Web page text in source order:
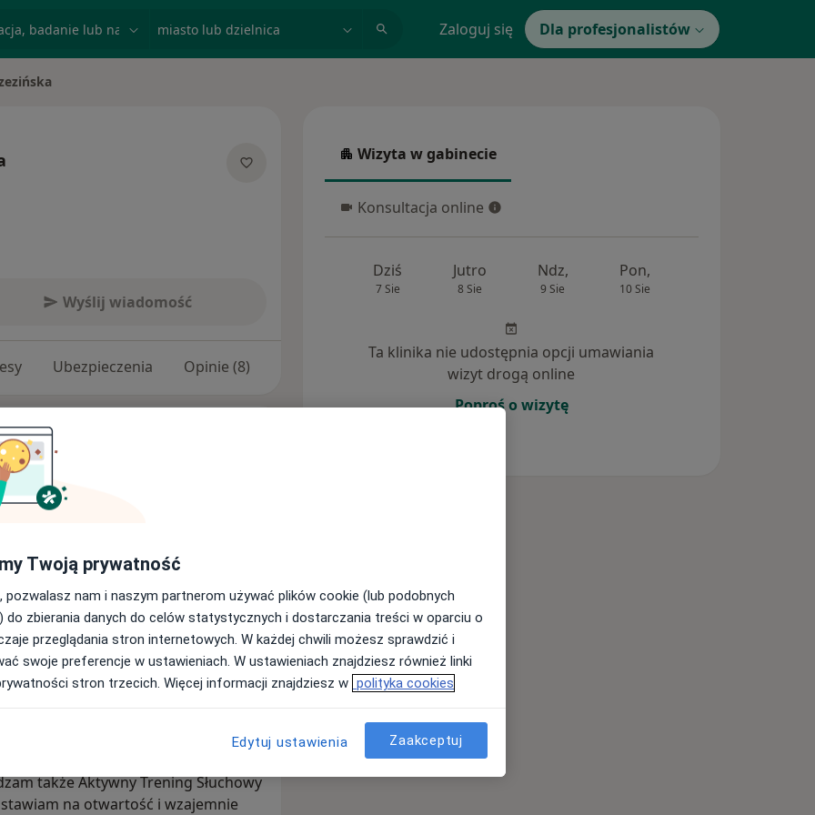
Zaloguj się Dla profesjonalistów
Wyślij wiadomość
Ubezpieczenia Opinie (8)
krok jest za Tobą.
dziecka, bo coś Cię nie pokoi,
nie masz pomysłu jak sobie z tym
gabinetu lub konsultacji online.
5-letnich studiów
w Krakowie.
z drugim człowiekiem. W mojej
do człowieka. Odkrywam wraz z
odpowiednie
się z kryzysami życiowymi,
Wspieram dzieci w
funkcji poznawczych, aby miały
w życiu codziennym.
treningi funkcji poznawczych
także Aktywny Trening Słuchowy
na otwartość i wzajemnie
Wizyta w gabinecie
Wizyta w gabinecie
Konsultacja online
Konsultacja online
Dziś
7 Sie
Jutro
8 Sie
Ndz,
9 Sie
Pon,
10 Sie
Ta klinika nie udostępnia opcji umawiania
wizyt drogą online
Poproś o wizytę
Twoją prywatność
pozwalasz nam i naszym partnerom używać plików cookie (lub podobnych
do zbierania danych do celów statystycznych i dostarczania treści w oparciu o
przeglądania stron internetowych. W każdej chwili możesz sprawdzić i
swoje preferencje w ustawieniach. W ustawieniach znajdziesz również linki
stron trzecich. Więcej informacji znajdziesz w polityka cookies
Edytuj ustawienia Zaakceptuj